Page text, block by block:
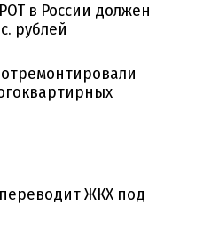
в России должен
рублей
ЖКХ под